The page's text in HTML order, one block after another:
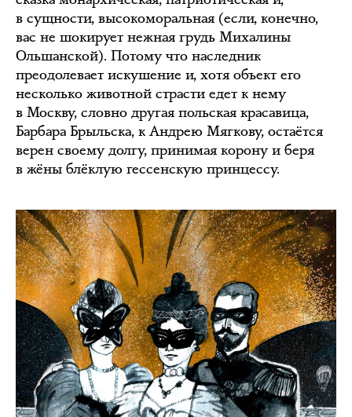
в сущности, высокоморальная (если, конечно,
вас не шокирует нежная грудь Михалины
Ольшанской). Потому что наследник
преодолевает искушение и, хотя объект его
несколько животной страсти едет к нему
в Москву, словно другая польская красавица,
Барбара Брыльска, к Андрею Мягкову, остаётся
верен своему долгу, принимая корону и беря
в жёны блёклую гессенскую принцессу.